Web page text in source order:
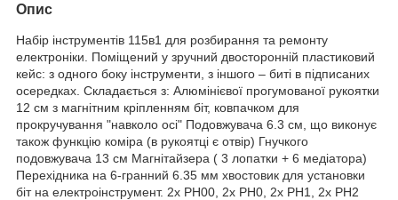
Опис
Набір інструментів 115в1 для розбирання та ремонту
електроніки.
Поміщений у зручний двосторонній пластиковий
кейс: з одного боку інструменти, з іншого – биті в підписаних
осередках. Складається з: Алюмінієвої прогумованої рукоятки
12 см з магнітним кріпленням біт, ковпачком для
прокручування "навколо осі" Подовжувача 6.3 см, що виконує
також функцію коміра (в рукоятці є отвір) Гнучкого
подовжувача 13 см Магнітайзера ( 3 лопатки + 6 медіатора)
Перехідника на 6-гранний 6.35 мм хвостовик для установки
біт на електроінструмент. 2x PH00, 2x PH0, 2x PH1, 2x PH2